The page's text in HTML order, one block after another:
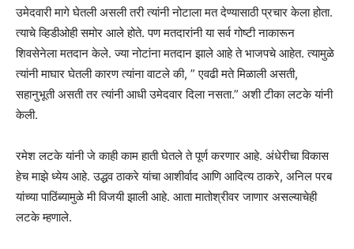
उमेदवारी मागे घेतली असली तरी त्यांनी नोटाला मत देण्यासाठी प्रचार केला होता.
त्याचे व्हिडीओही समोर आले होते. पण मतदारांनी या सर्व गोष्टी नाकारून
शिवसेनेला मतदान केले. ज्या नोटांना मतदान झाले आहे ते भाजपचे आहेत. त्यामुळे
त्यांनी माघार घेतली कारण त्यांना वाटले की, ” एवढी मते मिळाली असती,
सहानुभूती असती तर त्यांनी आधी उमेदवार दिला नसता.” अशी टीका लटके यांनी
केली.
रमेश लटके यांनी जे काही काम हाती घेतले ते पूर्ण करणार आहे. अंधेरीचा विकास
हेच माझे ध्येय आहे. उद्धव ठाकरे यांचा आशीर्वाद आणि आदित्य ठाकरे, अनिल परब
यांच्या पाठिंब्यामुळे मी विजयी झाली आहे. आता मातोश्रीवर जाणार असल्याचेही
लटके म्हणाले.